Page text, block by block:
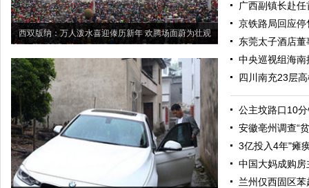
西双版纳：万人泼水喜迎傣历新年 欢腾场面蔚为壮观
广西副镇长赴
京铁路局回应
东莞太子酒店
中央巡视组海
四川南充23层
公主坟路口10
安徽亳州调查“
3亿投入4年"瘫
中国大妈成购
兰州仅西固区